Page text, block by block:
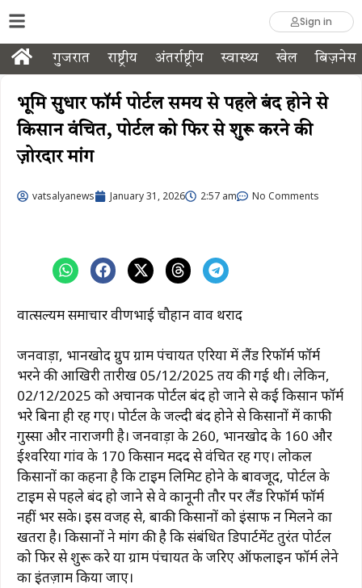
Sign in
गुजरात राष्ट्रीय अंतर्राष्ट्रीय स्वास्थ्य खेल बिज़नेस
भूमि सुधार फॉर्म पोर्टल समय से पहले बंद होने से
किसान वंचित, पोर्टल को फिर से शुरू करने की
ज़ोरदार मांग
vatsalyanews January 31, 2026 2:57 am No Comments
वात्सल्यम समाचार प्रवीणभाई चौहान वाव थराद
जनवाड़ा, भानखोद ग्रुप ग्राम पंचायत एरिया में लैंड रिफॉर्म फॉर्म
भरने की आखिरी तारीख 05/12/2025 तय की गई थी। लेकिन,
02/12/2025 को अचानक पोर्टल बंद हो जाने से कई किसान फॉर्म
भरे बिना ही रह गए। पोर्टल के जल्दी बंद होने से किसानों में काफी
गुस्सा और नाराजगी है। जनवाड़ा के 260, भानखोद के 160 और
ईश्वरिया गांव के 170 किसान मदद से वंचित रह गए। लोकल
किसानों का कहना है कि टाइम लिमिट होने के बावजूद, पोर्टल के
टाइम से पहले बंद हो जाने से वे कानूनी तौर पर लैंड रिफॉर्म फॉर्म
नहीं भर सके। इस वजह से, बाकी किसानों को इंसाफ न मिलने का
खतरा है। किसानों ने मांग की है कि संबंधित डिपार्टमेंट तुरंत पोर्टल
को फिर से शुरू करे या ग्राम पंचायत के जरिए ऑफलाइन फॉर्म लेने
का इंतज़ाम किया जाए।